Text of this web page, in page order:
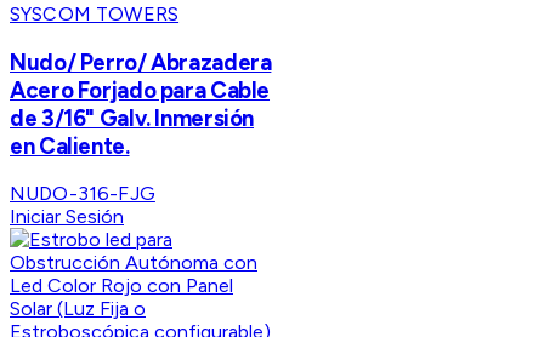
SYSCOM TOWERS
Nudo/ Perro/ Abrazadera
Acero Forjado para Cable
de 3/16" Galv. Inmersión
en Caliente.
NUDO-316-FJG
Iniciar Sesión